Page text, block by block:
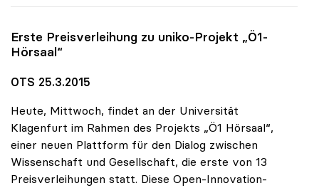
Erste Preisverleihung zu uniko-Projekt „Ö1-
Hörsaal“
OTS 25.3.2015
Heute, Mittwoch, findet an der Universität
Klagenfurt im Rahmen des Projekts „Ö1 Hörsaal“,
einer neuen Plattform für den Dialog zwischen
Wissenschaft und Gesellschaft, die erste von 13
Preisverleihungen statt. Diese Open-Innovation-